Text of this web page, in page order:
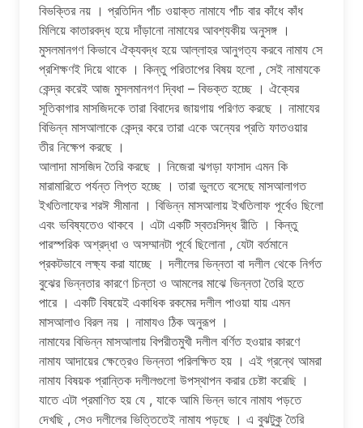
বিভক্তির নয় । প্রতিদিন পাঁচ ওয়াক্ত নামাযে পাঁচ বার কাঁধে কাঁধ
মিলিয়ে কাতারবদ্ধ হয়ে দাঁড়ানো নামাযের আবশ্যকীয় অনুসঙ্গ ।
মুসলমানগণ কিভাবে ঐক্যবদ্ধ হয়ে আল্লাহর আনুগত্য করবে নামায সে
প্রশিক্ষণই দিয়ে থাকে । কিন্তু পরিতাপের বিষয় হলো , সেই নামাযকে
কেন্দ্র করেই আজ মুসলমানগণ দ্বিধা – বিভক্ত হচ্ছে । ঐক্যের
সূতিকাগার মাসজিদকে তারা বিবাদের জায়গায় পরিণত করছে । নামাযের
বিভিন্ন মাসআলাকে কেন্দ্র করে তারা একে অন্যের প্রতি ফাতওয়ার
তীর নিক্ষেপ করছে ।
আলাদা মাসজিদ তৈরি করছে । নিজেরা ঝগড়া ফাসাদ এমন কি
মারামারিতে পর্যন্ত লিপ্ত হচ্ছে । তারা ভুলতে বসেছে মাসআলাগত
ইখতিলাফের শরঈ সীমানা । বিভিন্ন মাসআলায় ইখতিলাফ পূর্বেও ছিলো
এবং ভবিষ্যতেও থাকবে । এটা একটি স্বতঃসিদ্ধ রীতি । কিন্তু
পারস্পরিক অশ্রদ্ধা ও অসম্মানটা পূর্বে ছিলোনা , যেটা বর্তমানে
প্রকটভাবে লক্ষ্য করা যাচ্ছে । দলীলের ভিন্নতা বা দলীল থেকে নির্গত
বুঝের ভিন্নতার কারণে চিন্তা ও আমলের মাঝে ভিন্নতা তৈরি হতে
পারে । একটি বিষয়েই একাধিক রকমের দলীল পাওয়া যায় এমন
মাসআলাও বিরল নয় । নামাযও ঠিক অনুরূপ ।
নামাযের বিভিন্ন মাসআলায় বিপরীতমুখী দলীল বর্ণিত হওয়ার কারণে
নামায আদায়ের ক্ষেত্রেও ভিন্নতা পরিলক্ষিত হয় । এই গ্রন্থে আমরা
নামায বিষয়ক প্রান্তিক দলীলগুলো উপস্থাপন করার চেষ্টা করেছি ।
যাতে এটা প্রমাণিত হয় যে , যাকে আমি ভিন্ন ভাবে নামায পড়তে
দেখছি , সেও দলীলের ভিত্তিতেই নামায পড়ছে । এ বুঝটুকু তৈরি